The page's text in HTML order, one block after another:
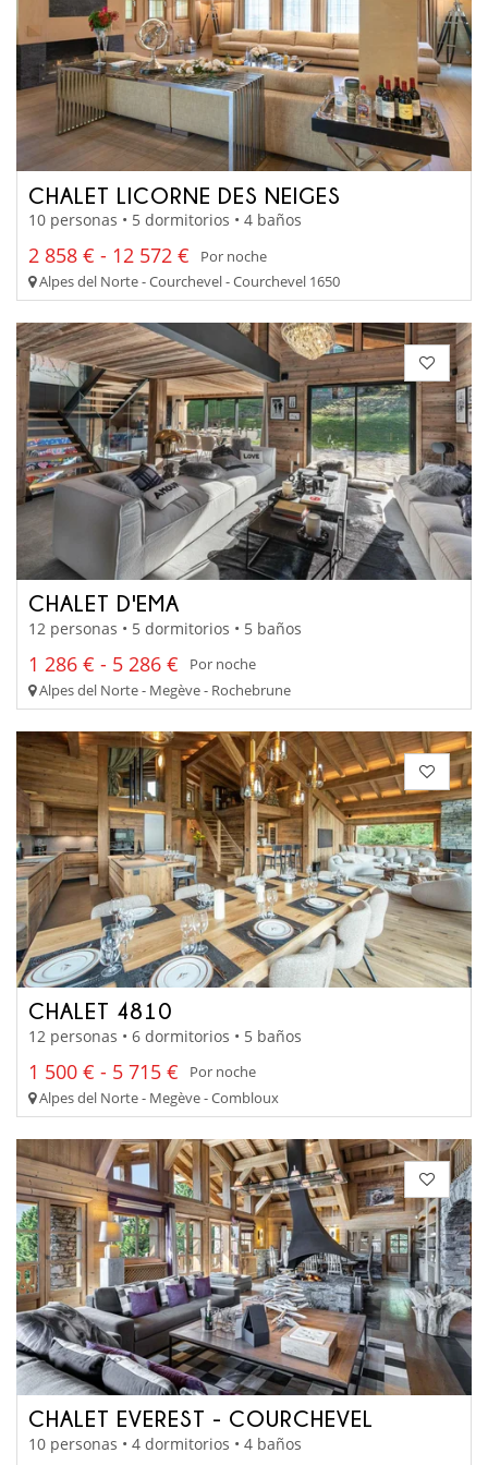
CHALET LICORNE DES NEIGES
10 personas • 5 dormitorios • 4 baños
2 858 € - 12 572 €
Por noche
Alpes del Norte - Courchevel - Courchevel 1650
CHALET D'EMA
12 personas • 5 dormitorios • 5 baños
1 286 € - 5 286 €
Por noche
Alpes del Norte - Megève - Rochebrune
CHALET 4810
12 personas • 6 dormitorios • 5 baños
1 500 € - 5 715 €
Por noche
Alpes del Norte - Megève - Combloux
CHALET EVEREST - COURCHEVEL
10 personas • 4 dormitorios • 4 baños